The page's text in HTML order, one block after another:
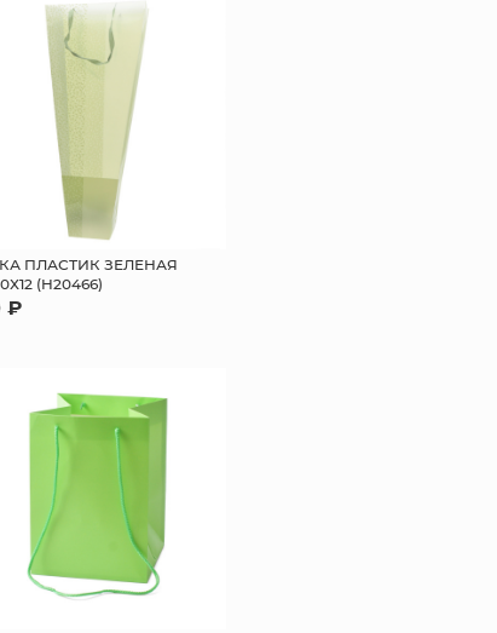
ПЛАСТИК ЗЕЛЕНАЯ
(H20466)
₽